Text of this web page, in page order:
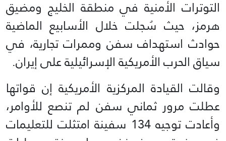
التوترات الأمنية في منطقة الخليج ومضيق
هرمز، حيث سُجلت خلال الأسابيع الماضية
حوادث استهداف سفن وممرات تجارية، في
سياق الحرب الأمريكية الإسرائيلية على إيران.
وقالت القيادة المركزية الأمريكية إن قواتها
عطلت مرور ثماني سفن لم تنصع للأوامر،
وأعادت توجيه 134 سفينة امتثلت للتعليمات